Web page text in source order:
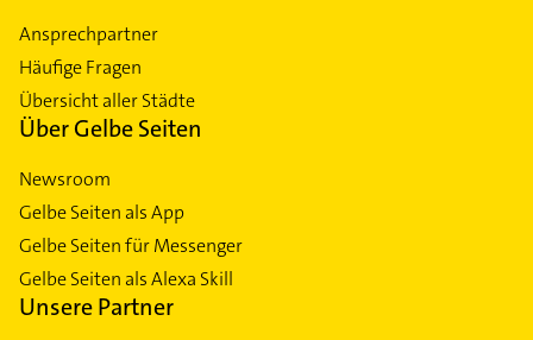
Ansprechpartner
Häufige Fragen
Übersicht aller Städte
Über Gelbe Seiten
Newsroom
Gelbe Seiten als App
Gelbe Seiten für Messenger
Gelbe Seiten als Alexa Skill
Unsere Partner